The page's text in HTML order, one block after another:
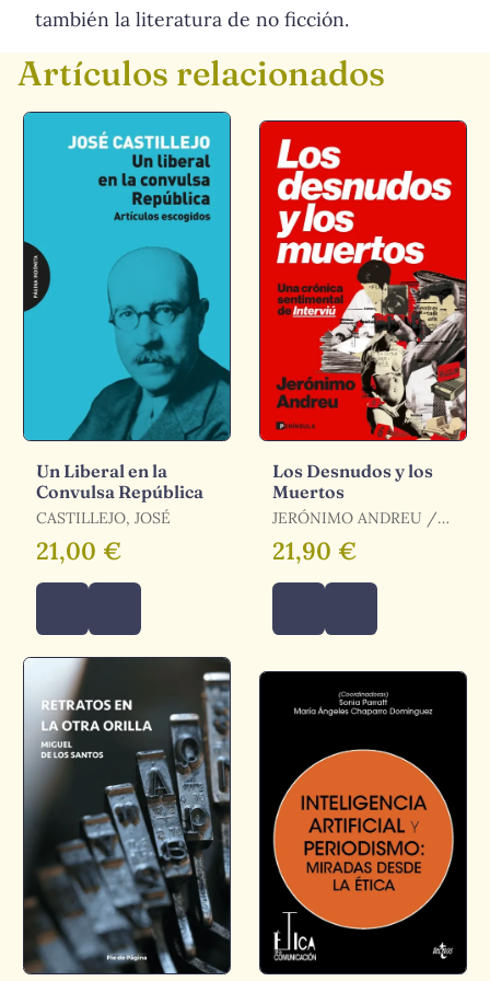
también la literatura de no ficción.
Artículos relacionados
Un Liberal en la
Convulsa República
CASTILLEJO, JOSÉ
21,00 €
Los Desnudos y los
Muertos
JERÓNIMO ANDREU /
ANDREU, JERÓNIMO
21,90 €